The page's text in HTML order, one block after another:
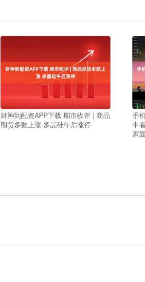
财神到配资APP下载 期市收评 | 商品
期货多数上涨 多晶硅午后涨停
手
中
家